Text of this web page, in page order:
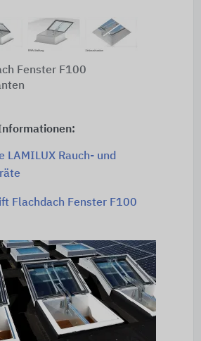
Fenster F100
LAMILUX Rauch- und
Flachdach Fenster F100